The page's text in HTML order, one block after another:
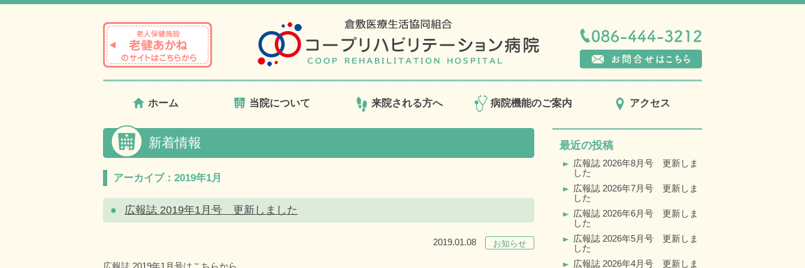
ホーム 当院について 来院される方へ 病院機能のご案内 アクセス
新着情報
アーカイブ：2019年1月
広報誌 2019年1月号 更新しました
2019.01.08 お知らせ
広報誌 2019年1月号はこちらから。...
最近の投稿
広報誌 2026年8月号 更新しま
した
広報誌 2026年7月号 更新しま
した
広報誌 2026年6月号 更新しま
した
広報誌 2026年5月号 更新しま
した
広報誌 2026年4月号 更新しま